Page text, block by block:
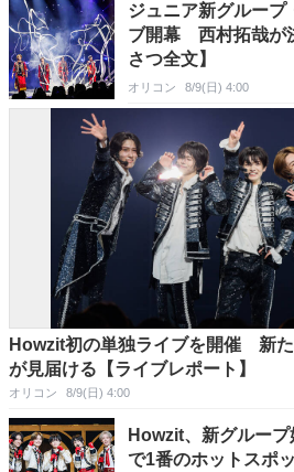
ジュニア新グループ
ブ開幕 西村拓哉が
さつ全文】
オリコン 8/9(日) 4:00
Howzit初の単独ライブを開催 新
が見届ける【ライブレポート】
オリコン 8/9(日) 4:00
Howzit、新グルー
で1番のホットスポ